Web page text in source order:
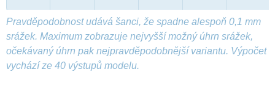
Pravděpodobnost udává šanci, že spadne alespoň 0,1 mm
srážek. Maximum zobrazuje nejvyšší možný úhrn srážek,
očekávaný úhrn pak nejpravděpodobnější variantu. Výpočet
vychází ze 40 výstupů modelu.